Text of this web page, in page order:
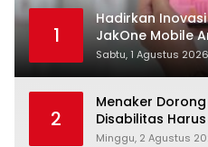
1
Hadirkan
JakOne Mobile
Raih Digital
Sabtu, 1 Agustus
2
Menaker
Disabilitas
Setara
Minggu, 2 Agustus